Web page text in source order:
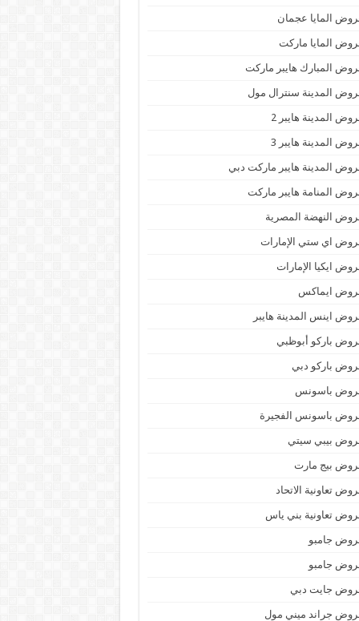
المايا عجمان
المايا ماركت
المبارك هايبر ماركت
المدينة سنترال مول
المدينة هايبر 2
المدينة هايبر 3
المدينة هايبر ماركت دبي
المنامة هايبر ماركت
النهضة المصرية
اي ستي الإمارات
ايكيا الإمارات
ايماكس
اينس المدينة هايبر
باركو أبوظبي
باركو دبي
باسونس
باسونس الفجيرة
بيبي سيتي
بيج مارت
تعاونية الاتحاد
تعاونية بني ياس
جامبو
جامبو
جايت دبي
جراند ميني مول